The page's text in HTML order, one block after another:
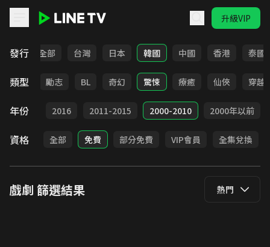
升級VIP
發行 全部 台灣 日本 韓國 中國 香港 泰國
類型
喜劇 勵志 BL 奇幻 驚悚 療癒 仙俠 穿越
年份
2017 2016 2011-2015 2000-2010 2000年以前
資格 全部 免費 部分免費 VIP會員 全集兌換
戲劇 篩選結果 熱門